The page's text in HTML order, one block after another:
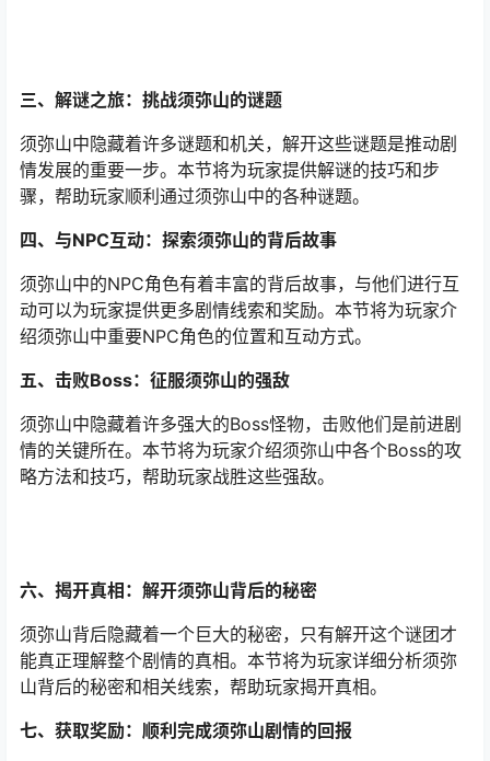
三、解谜之旅：挑战须弥山的谜题
须弥山中隐藏着许多谜题和机关，解开这些谜题是推动剧
情发展的重要一步。本节将为玩家提供解谜的技巧和步
骤，帮助玩家顺利通过须弥山中的各种谜题。
四、与NPC互动：探索须弥山的背后故事
须弥山中的NPC角色有着丰富的背后故事，与他们进行互
动可以为玩家提供更多剧情线索和奖励。本节将为玩家介
绍须弥山中重要NPC角色的位置和互动方式。
五、击败Boss：征服须弥山的强敌
须弥山中隐藏着许多强大的Boss怪物，击败他们是前进剧
情的关键所在。本节将为玩家介绍须弥山中各个Boss的攻
略方法和技巧，帮助玩家战胜这些强敌。
六、揭开真相：解开须弥山背后的秘密
须弥山背后隐藏着一个巨大的秘密，只有解开这个谜团才
能真正理解整个剧情的真相。本节将为玩家详细分析须弥
山背后的秘密和相关线索，帮助玩家揭开真相。
七、获取奖励：顺利完成须弥山剧情的回报